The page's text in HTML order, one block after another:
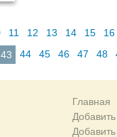
11 12 13 14 15 16
43 44 45 46 47 48
Главная